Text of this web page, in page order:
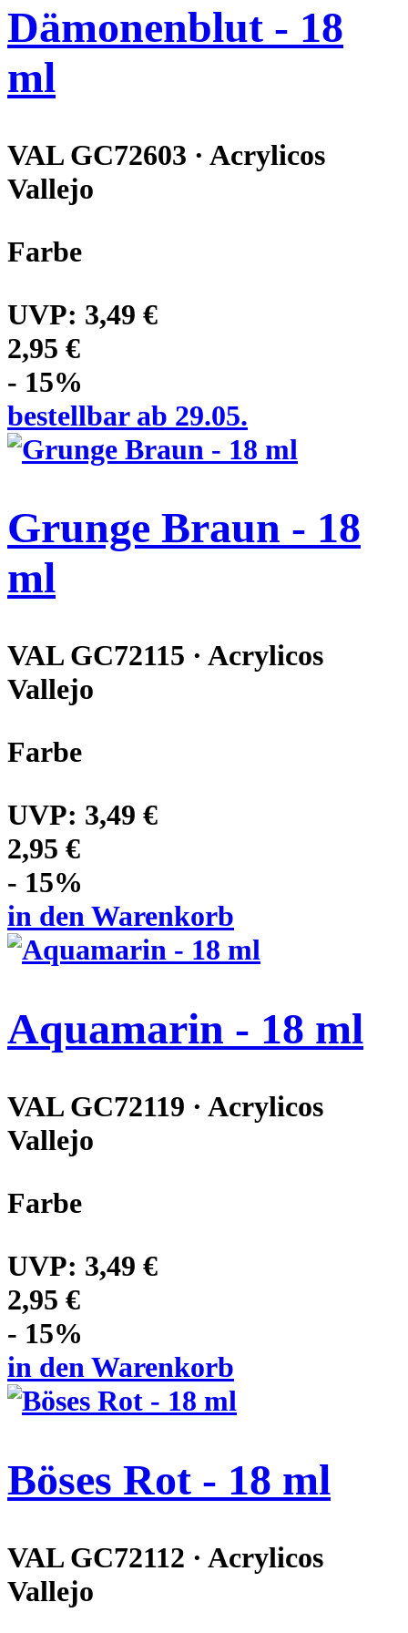
Dämonenblut - 18
ml
VAL GC72603 · Acrylicos
Vallejo
Farbe
UVP: 3,49 €
2,95 €
- 15%
bestellbar ab 29.05.
Grunge Braun - 18
ml
VAL GC72115 · Acrylicos
Vallejo
Farbe
UVP: 3,49 €
2,95 €
- 15%
in den Warenkorb
Aquamarin - 18 ml
VAL GC72119 · Acrylicos
Vallejo
Farbe
UVP: 3,49 €
2,95 €
- 15%
in den Warenkorb
Böses Rot - 18 ml
VAL GC72112 · Acrylicos
Vallejo